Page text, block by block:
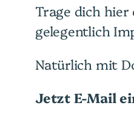
Trage dich
gelegentlich
Natürlich mit
Jetzt E-Mail